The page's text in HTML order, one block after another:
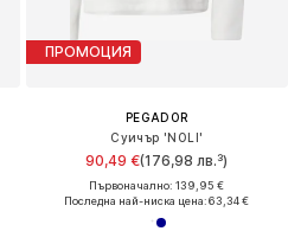
ПРОМОЦИЯ
PEGADOR
Суичър 'NOLI'
90,49 €(176,98 лв.³)
Първоначално: 139,95 €
Последна най-ниска цена:63,34 €